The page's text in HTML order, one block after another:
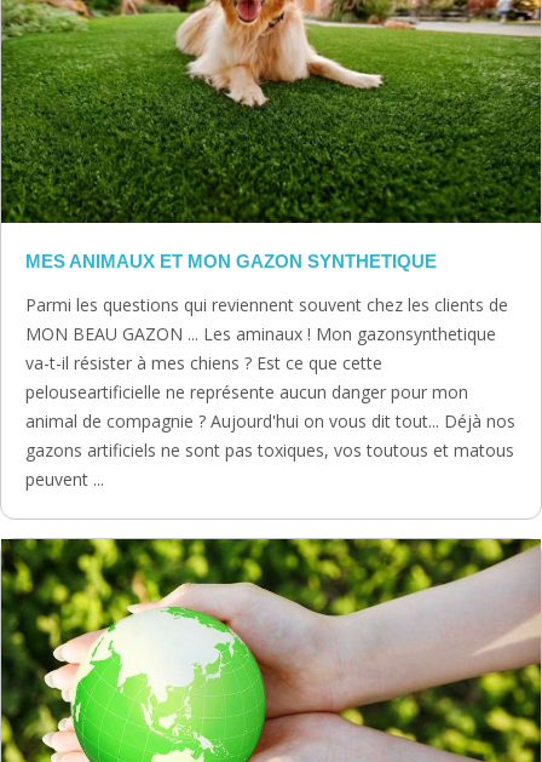
MES ANIMAUX ET MON GAZON SYNTHETIQUE
Parmi les questions qui reviennent souvent chez les clients de
MON BEAU GAZON ... Les aminaux ! Mon gazonsynthetique
va-t-il résister à mes chiens ? Est ce que cette
pelouseartificielle ne représente aucun danger pour mon
animal de compagnie ? Aujourd'hui on vous dit tout... Déjà nos
gazons artificiels ne sont pas toxiques, vos toutous et matous
peuvent ...